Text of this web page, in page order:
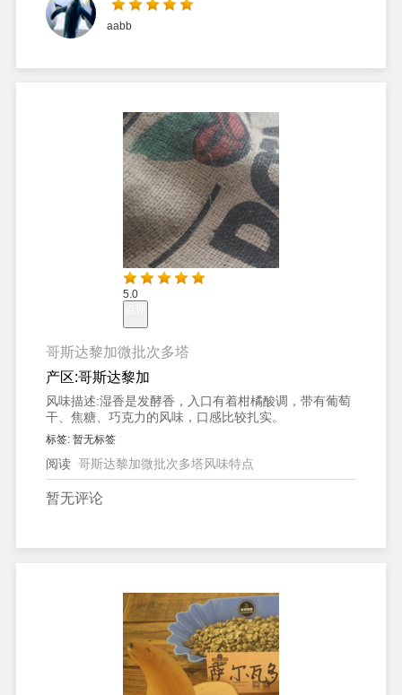
aabb
5.0
哥斯达黎加微批次多塔
产区:哥斯达黎加
风味描述:湿香是发酵香，入口有着柑橘酸调，带有葡萄
干、焦糖、巧克力的风味，口感比较扎实。
标签: 暂无标签
阅读 哥斯达黎加微批次多塔风味特点
暂无评论